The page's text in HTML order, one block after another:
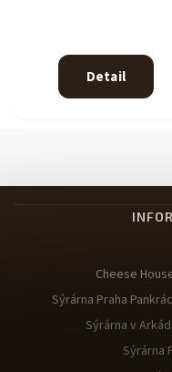
Detail
Cheese
Sýrárna Praha
Sýrárna v
Sýrárna